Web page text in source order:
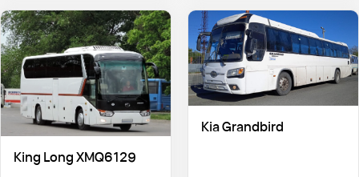
King Long XMQ6129
Kia Grandbird